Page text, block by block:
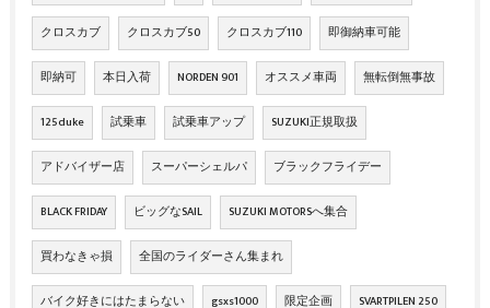
クロスカブ クロスカブ50 クロスカブ110 即御納車可能
即納可 本日入荷 NORDEN 901 オススメ車両 無転倒無事故
125duke 試乗車 試乗車アップ SUZUKI正規取扱
アドバイザー店 スーパーシェルパ ブラックフライデー
BLACK FRIDAY ビッグなSAIL SUZUKI MOTORSへ集合
買わなきゃ損 全国のライダーさん集まれ
バイク好きにはたまらない gsxs1000 限定企画 SVARTPILEN 250